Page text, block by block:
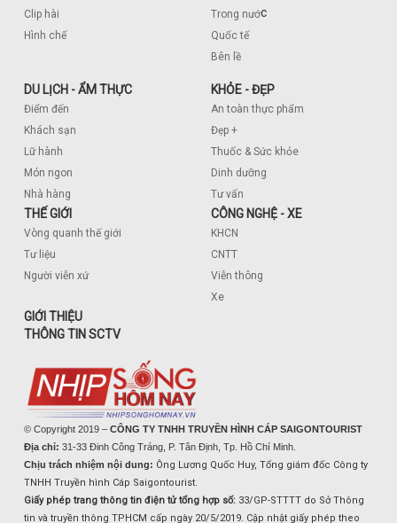
Clip hài
Hình chế
Trong nước
Quốc tế
Bên lề
DU LỊCH - ẨM THỰC
Điểm đến
Khách sạn
Lữ hành
Món ngon
Nhà hàng
KHỎE - ĐẸP
An toàn thực phẩm
Đẹp +
Thuốc & Sức khỏe
Dinh dưỡng
Tư vấn
THẾ GIỚI
Vòng quanh thế giới
Tư liệu
Người viễn xứ
CÔNG NGHỆ - XE
KHCN
CNTT
Viễn thông
Xe
GIỚI THIỆU
THÔNG TIN SCTV
© Copyright 2019 – CÔNG TY TNHH TRUYỀN HÌNH CÁP SAIGONTOURIST
Địa chỉ: 31-33 Đinh Công Tráng, P. Tân Định, Tp. Hồ Chí Minh.
Chịu trách nhiệm nội dung: Ông Lương Quốc Huy, Tổng giám đốc Công ty
TNHH Truyền hình Cáp Saigontourist.
Giấy phép trang thông tin điện tử tổng hợp số: 33/GP-STTTT do Sở Thông
tin và truyền thông TPHCM cấp ngày 20/5/2019. Cập nhật giấy phép theo